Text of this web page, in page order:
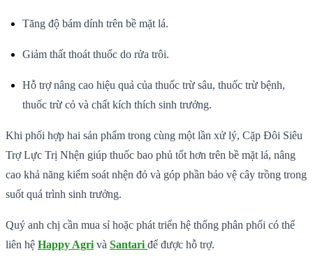
Tăng độ bám dính trên bề mặt lá.
Giảm thất thoát thuốc do rửa trôi.
Hỗ trợ nâng cao hiệu quả của thuốc trừ sâu, thuốc trừ bệnh,
thuốc trừ cỏ và chất kích thích sinh trưởng.
Khi phối hợp hai sản phẩm trong cùng một lần xử lý, Cặp Đôi Siêu
Trợ Lực Trị Nhện giúp thuốc bao phủ tốt hơn trên bề mặt lá, nâng
cao khả năng kiểm soát nhện đỏ và góp phần bảo vệ cây trồng trong
suốt quá trình sinh trưởng.
Quý anh chị cần mua sỉ hoặc phát triển hệ thống phân phối có thể
liên hệ Happy Agri và Santari để được hỗ trợ.